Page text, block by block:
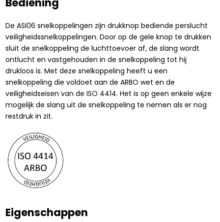
De ASI06 snelkoppelingen zijn drukknop bediende perslucht
veiligheidssnelkoppelingen. Door op de gele knop te drukken
sluit de snelkoppeling de luchttoevoer af, de slang wordt
ontlucht en vastgehouden in de snelkoppeling tot hij
drukloos is. Met deze snelkoppeling heeft u een
snelkoppeling die voldoet aan de ARBO wet en de
veiligheidseisen van de ISO 4414. Het is op geen enkele wijze
mogelijk de slang uit de snelkoppeling te nemen als er nog
restdruk in zit.
Eigenschappen